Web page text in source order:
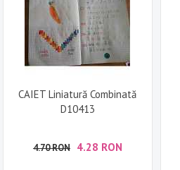
CAIET Liniatură Combinată
D10413
4.70 RON 4.28 RON